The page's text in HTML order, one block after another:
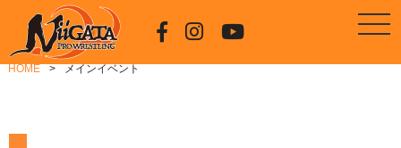
HOME メインイベント